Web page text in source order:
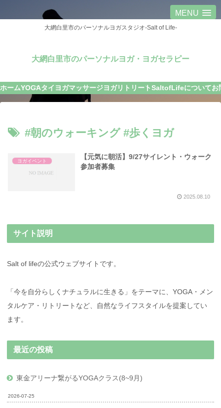
MENU
大網白里市のパーソナルヨガスタジオ-Salt of Life-
大網白里市のパーソナルヨガ・ヨガセラピー
ホームYOGAタイヨガマッサージヨガリトリートSaltofLifeについてお
#朝のウォーキング #歩くヨガ
ヨガイベント
【元気に朝活】9/27サイレント・ウォーク
参加者募集
2025.08.10
サイト説明
Salt of lifeの公式ウェブサイトです。
「今を自分らしくナチュラルに生きる」をテーマに、YOGA・メン
タルケア・リトリートなど、自然なライフスタイルを提案してい
ます。
最近の投稿
東金アリーナ繋がるYOGAクラス(8~9月)
2026-07-25